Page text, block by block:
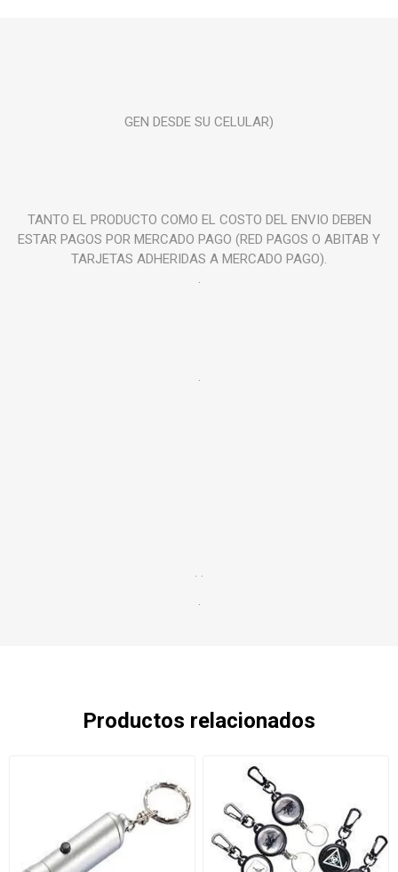
GEN DESDE SU CELULAR)
TANTO EL PRODUCTO COMO EL COSTO DEL ENVIO DEBEN
ESTAR PAGOS POR MERCADO PAGO (RED PAGOS O ABITAB Y
TARJETAS ADHERIDAS A MERCADO PAGO).
.
.
. .
.
Productos relacionados